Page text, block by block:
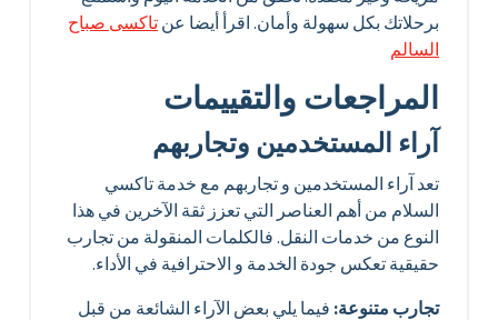
برحلاتك بكل سهولة وأمان. اقرأ أيضا عنتاكسى صباح
السالم
المراجعات والتقييمات
آراء المستخدمين وتجاربهم
تعد آراء المستخدمين و تجاربهم مع خدمة تاكسي
السلام من أهم العناصر التي تعزز ثقة الآخرين في هذا
النوع من خدمات النقل. فالكلمات المنقولة من تجارب
حقيقية تعكس جودة الخدمة و الاحترافية في الأداء.
تجارب متنوعة:فيما يلي بعض الآراء الشائعة من قبل